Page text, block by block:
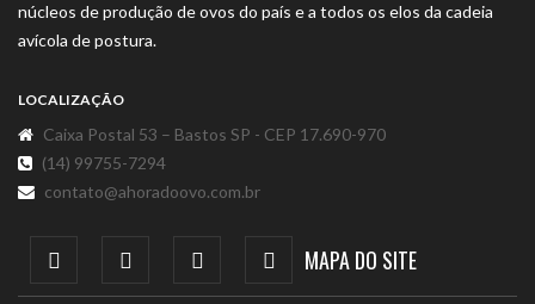
núcleos de produção de ovos do país e a todos os elos da cadeia
avícola de postura.
LOCALIZAÇÃO
Caixa Postal 53 – Bastos SP - CEP 17.690-970
(14) 99755-7294
contato@ahoradoovo.com.br
MAPA DO SITE